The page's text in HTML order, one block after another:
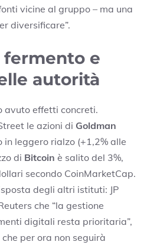
vicine al gruppo – ma una
diversificare”.
e
autorità
avuto effetti concreti.
le azioni di Goldman
in leggero rialzo (+1,2% alle
di Bitcoin è salito del 3%,
secondo CoinMarketCap.
degli altri istituti: JP
che “la gestione
digitali resta prioritaria”,
per ora non seguirà